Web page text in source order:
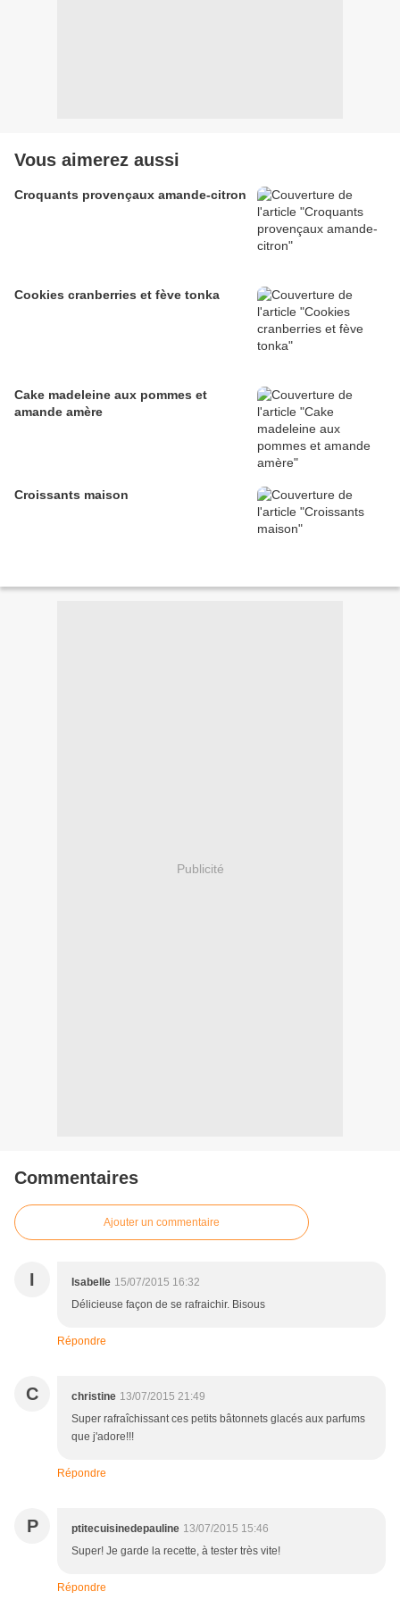
Vous aimerez aussi
Croquants provençaux amande-citron
Cookies cranberries et fève tonka
Cake madeleine aux pommes et
amande amère
Croissants maison
Publicité
Commentaires
Ajouter un commentaire
I Isabelle 15/07/2015 16:32
Délicieuse façon de se rafraichir. Bisous
Répondre
C christine 13/07/2015 21:49
Super rafraîchissant ces petits bâtonnets glacés aux parfums
que j'adore!!!
Répondre
P ptitecuisinedepauline 13/07/2015 15:46
Super! Je garde la recette, à tester très vite!
Répondre